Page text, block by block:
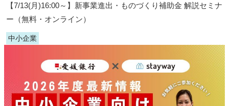
【7/13(月)16:00～】新事業進出・ものづくり補助金 解説セミナ
ー（無料・オンライン）
中小企業